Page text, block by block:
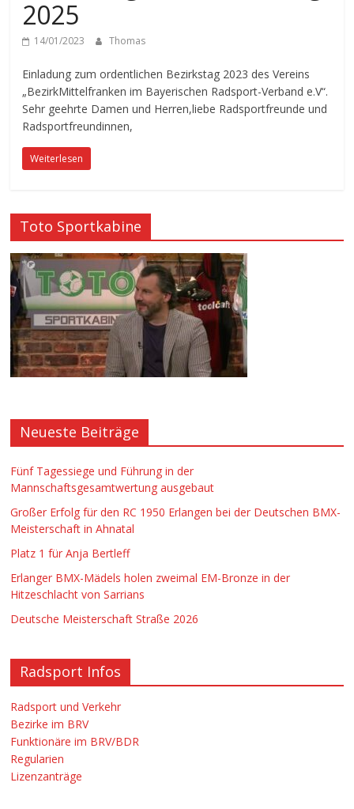
2025
14/01/2023 Thomas
Einladung zum ordentlichen Bezirkstag 2023 des Vereins
„BezirkMittelfranken im Bayerischen Radsport-Verband e.V“.
Sehr geehrte Damen und Herren,liebe Radsportfreunde und
Radsportfreundinnen,
Weiterlesen
Toto Sportkabine
Neueste Beiträge
Fünf Tagessiege und Führung in der
Mannschaftsgesamtwertung ausgebaut
Großer Erfolg für den RC 1950 Erlangen bei der Deutschen BMX-
Meisterschaft in Ahnatal
Platz 1 für Anja Bertleff
Erlanger BMX-Mädels holen zweimal EM-Bronze in der
Hitzeschlacht von Sarrians
Deutsche Meisterschaft Straße 2026
Radsport Infos
Radsport und Verkehr
Bezirke im BRV
Funktionäre im BRV/BDR
Regularien
Lizenzanträge